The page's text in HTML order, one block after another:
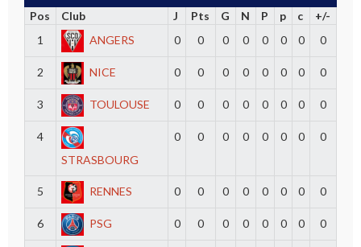
Pos Club J Pts G N P p c
+/-
1
ANGERS 0 0 0 0 0 0 0 0
2 NICE 0 0 0 0 0 0 0 0
3 TOULOUSE 0 0 0 0 0 0 0 0
4
STRASBOURG
0 0 0 0 0 0 0 0
5 RENNES 0 0 0 0 0 0 0 0
6 PSG 0 0 0 0 0 0 0 0